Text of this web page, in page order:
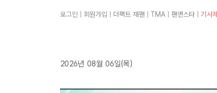
로그인 회원가입 더팩트 재팬 TMA 팬앤스타 기사
2026년 08월 06일(목)